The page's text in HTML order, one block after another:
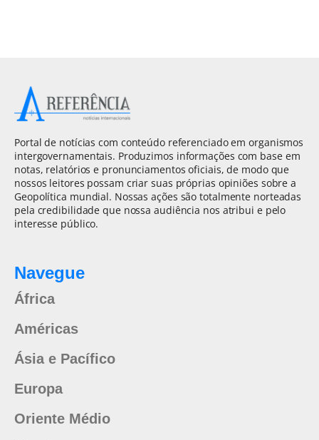
Portal de notícias com conteúdo referenciado em organismos
intergovernamentais. Produzimos informações com base em
notas, relatórios e pronunciamentos oficiais, de modo que
nossos leitores possam criar suas próprias opiniões sobre a
Geopolítica mundial. Nossas ações são totalmente norteadas
pela credibilidade que nossa audiência nos atribui e pelo
interesse público.
Navegue
África
Américas
Ásia e Pacífico
Europa
Oriente Médio